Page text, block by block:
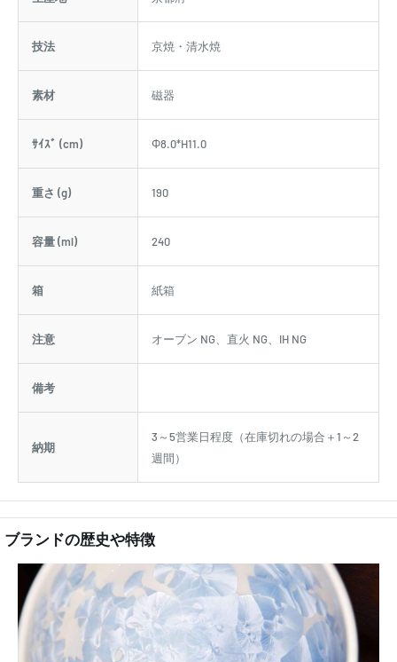
インフォメーション
ﾌﾞﾗﾝﾄﾞ 陶葊
生産地 京都府
技法 京焼・清水焼
素材 磁器
ｻｲｽﾞ (cm) Φ8.0*H11.0
重さ (g) 190
容量 (ml)
紙箱
注意 オーブン NG、直火 NG、IH NG
納期
3～5営業日程度（在庫切れの場合＋1～2
週間）